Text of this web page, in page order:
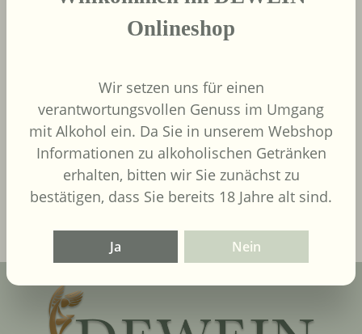
Regulärer Preis:
9,00 €
Inhalt:
(12,00 € / 1
Liter)UVP9,90 €
In den Warenkorb
Onlineshop
Wir setzen uns für einen
verantwortungsvollen Genuss im Umgang
mit Alkohol ein. Da Sie in unserem Webshop
Informationen zu alkoholischen Getränken
erhalten, bitten wir Sie zunächst zu
bestätigen, dass Sie bereits 18 Jahre alt sind.
Ja Nein